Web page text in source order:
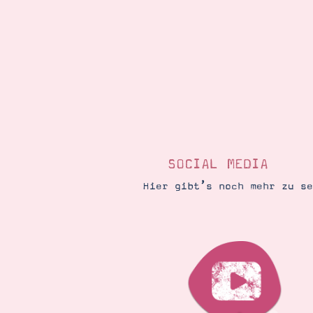
SOCIAL MEDIA
Hier gibt’s noch mehr zu